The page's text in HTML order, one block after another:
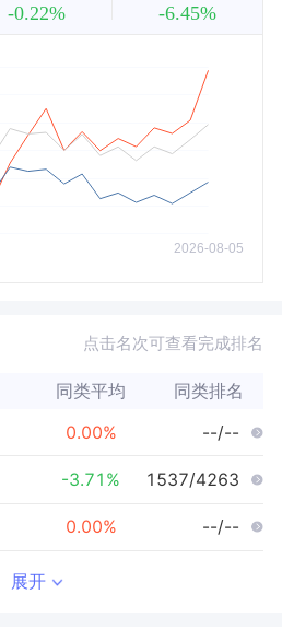
近5年
-0.22% -6.45%
点击名次可查看完成排名
同类平均 同类排名
0.00% --/--
-3.71 % 1537/4263
0.00% --/--
展开